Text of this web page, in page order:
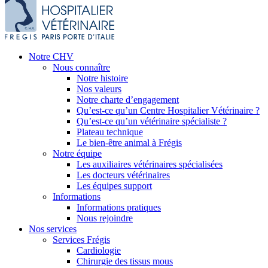
Notre CHV
Nous connaître
Notre histoire
Nos valeurs
Notre charte d’engagement
Qu’est-ce qu’un Centre Hospitalier Vétérinaire ?
Qu’est-ce qu’un vétérinaire spécialiste ?
Plateau technique
Le bien-être animal à Frégis
Notre équipe
Les auxiliaires vétérinaires spécialisées
Les docteurs vétérinaires
Les équipes support
Informations
Informations pratiques
Nous rejoindre
Nos services
Services Frégis
Cardiologie
Chirurgie des tissus mous